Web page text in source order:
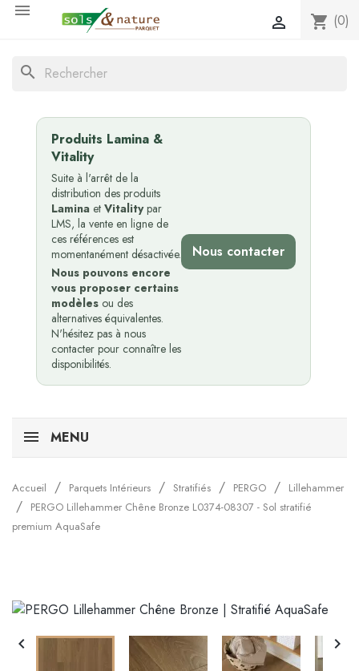

shopping_cart (0)

search
Produits Lamina &
Vitality
Suite à l'arrêt de la
distribution des produits
Lamina et Vitalitypar
LMS, la vente en ligne de
ces références est
momentanément désactivée.
Nous pouvons encore
vous proposer certains
modèles ou des
alternatives équivalentes.
N'hésitez pas à nous
contacter pour connaître les
disponibilités.
Nous contacter
MENU
Accueil Parquets Intérieurs Stratifiés PERGO
Lillehammer
PERGO Lillehammer Chêne Bronze L0374-08307 - Sol stratifié
premium AquaSafe
 